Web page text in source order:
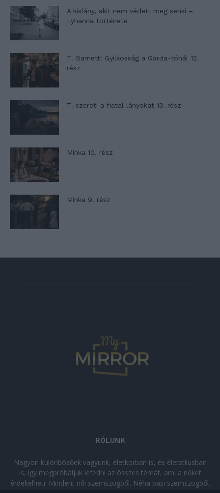
A kislány, akit nem védett meg senki –
Lyhanna története
T. Barnett: Gyilkosság a Garda-tónál 12.
rész
T. szereti a fiatal lányokat 13. rész
Minka 10. rész
Minka 9. rész
RÓLUNK
Nagyon különbözőek vagyunk, életkorban is, és életstílusban
is, így megpróbáljuk lefedni az összes témát, ami a nőket
érdekelheti. Mindent női szemszögből. Néha pasi szemszögből.